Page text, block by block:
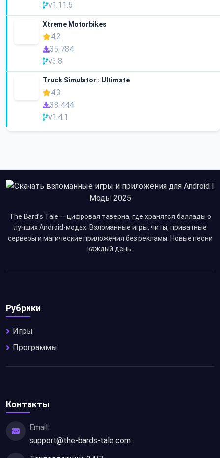
v1.11.5
Xtreme Motorbikes
4.2
35 784
v3.8
Truck Simulator : Ultimate
4.3
38 444
v1.4.1
The Bard’s Tale — цифровая таверна, где хранятся баллады о
лучших Android-модах. Взломанные игры, читы, приватные
серверы и магические приложения без рекламы. Новые песни
каждый день.
Рубрики
Игры
Программы
Контакты
Email:
support@the-bards-tale.com